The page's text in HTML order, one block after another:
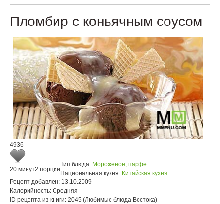
Пломбир с коньячным соусом
4936
20 минут2 порции
Тип блюда: Мороженое, парфе
Национальная кухня: Китайская кухня
Рецепт добавлен: 13.10.2009
Калорийность: Средняя
ID рецепта из книги: 2045 (Любимые блюда Востока)